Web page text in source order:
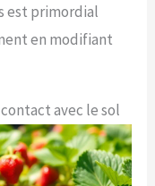
est primordial
en modifiant
avec le sol